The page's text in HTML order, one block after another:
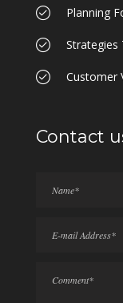
Planning
Strategies
Customer
Contact